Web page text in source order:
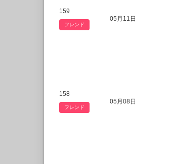
159
フレンド
05月11日
158
フレンド
05月08日